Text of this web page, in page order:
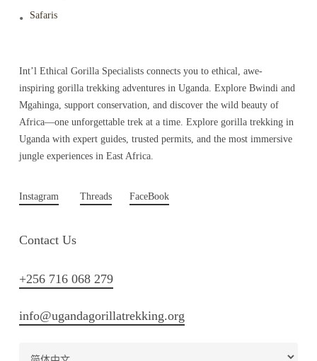
Safaris
Int’l Ethical Gorilla Specialists connects you to ethical, awe-
inspiring gorilla trekking adventures in Uganda. Explore Bwindi and
Mgahinga, support conservation, and discover the wild beauty of
Africa—one unforgettable trek at a time. Explore gorilla trekking in
Uganda with expert guides, trusted permits, and the most immersive
jungle experiences in East Africa.
Instagram Threads FaceBook
Contact Us
+256 716 068 279
info@ugandagorillatrekking.org